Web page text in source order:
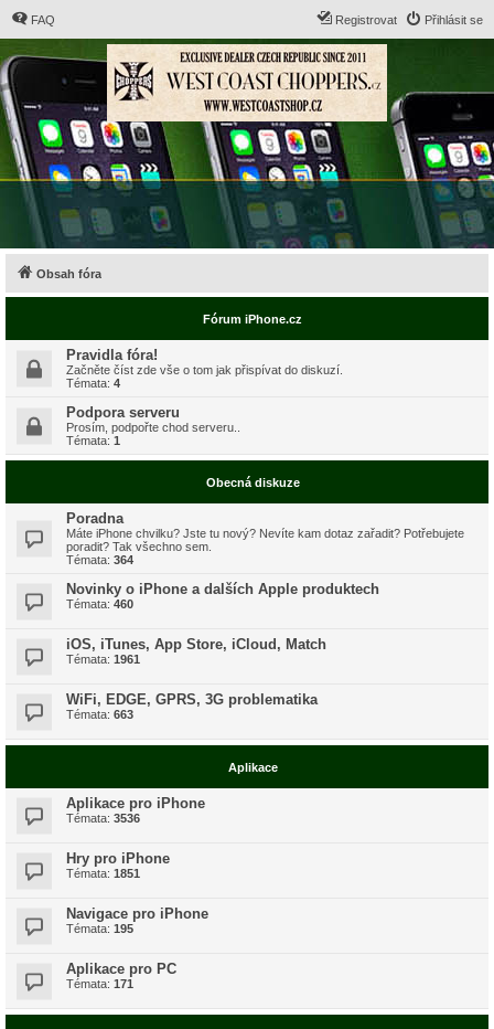
FAQ Přihlásit se
Registrovat
Obsah fóra
Fórum iPhone.cz
Pravidla fóra!
Začněte číst zde vše o tom jak přispívat do diskuzí.
Témata: 4
Podpora serveru
Prosím, podpořte chod serveru..
Témata: 1
Obecná diskuze
Poradna
Máte iPhone chvilku? Jste tu nový? Nevíte kam dotaz zařadit? Potřebujete
poradit? Tak všechno sem.
Témata: 364
Novinky o iPhone a dalších Apple produktech
Témata: 460
iOS, iTunes, App Store, iCloud, Match
Témata: 1961
WiFi, EDGE, GPRS, 3G problematika
Témata: 663
Aplikace
Aplikace pro iPhone
Témata: 3536
Hry pro iPhone
Témata: 1851
Navigace pro iPhone
Témata: 195
Aplikace pro PC
Témata: 171